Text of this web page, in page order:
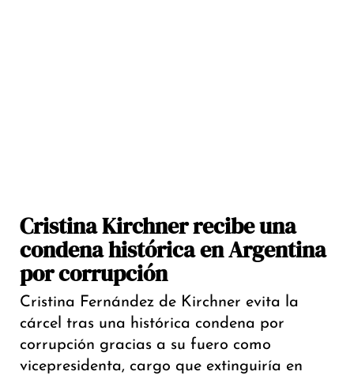
Cristina Kirchner recibe una
condena histórica en Argentina
por corrupción
Cristina Fernández de Kirchner evita la
cárcel tras una histórica condena por
corrupción gracias a su fuero como
vicepresidenta, cargo que extinguiría en